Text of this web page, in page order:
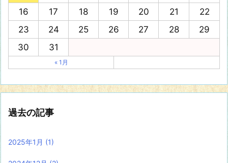
16
17 18 19 20 21
22
23
24 25 26 27 28
29
30
31
« 1月
過去の記事
2025年1月 (1)